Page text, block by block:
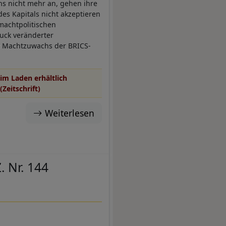
nicht mehr an, gehen ihre
Kapitals nicht akzeptieren
veränderter
der BRICS-
im Laden erhältlich
(Zeitschrift)
Weiterlesen
Nr. 144